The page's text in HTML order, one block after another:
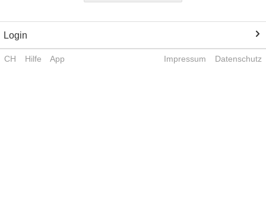
Login
CH Hilfe App Impressum Datenschutz